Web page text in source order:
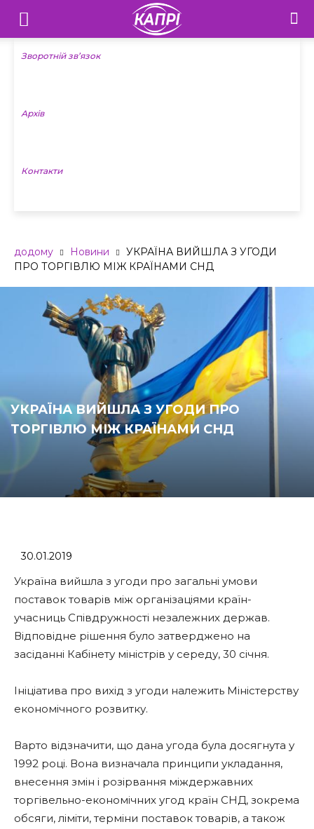
Телебачення
«Капрі»
Новини
Зворотній зв’язок
Архів
Контакти
додому Новини
УКРАЇНА ВИЙШЛА З УГОДИ
ПРО ТОРГІВЛЮ МІЖ КРАЇНАМИ СНД
УКРАЇНА ВИЙШЛА З УГОДИ ПРО
ТОРГІВЛЮ МІЖ КРАЇНАМИ СНД
30.01.2019
Україна вийшла з угоди про загальні умови
поставок товарів між організаціями країн-
учасниць Співдружності незалежних держав.
Відповідне рішення було затверджено на
засіданні Кабінету міністрів у середу, 30 січня.
Ініціатива про вихід з угоди належить Міністерству
економічного розвитку.
Варто відзначити, що дана угода була досягнута у
1992 році. Вона визначала принципи укладання,
внесення змін і розірвання міждержавних
торгівельно-економічних угод країн СНД, зокрема
обсяги, ліміти, терміни поставок товарів, а також